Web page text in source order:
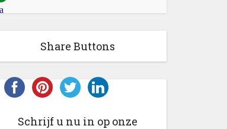
Share Buttons
Schrijf u nu in op onze